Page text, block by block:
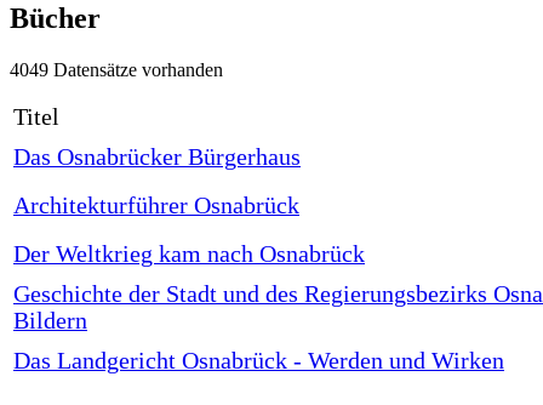
Bücher
4049 Datensätze vorhanden
Titel
Das Osnabrücker Bürgerhaus
Architekturführer Osnabrück
Der Weltkrieg kam nach Osnabrück
Geschichte der Stadt und des Regierungsbezirks
Bildern
Das Landgericht Osnabrück - Werden und Wirken